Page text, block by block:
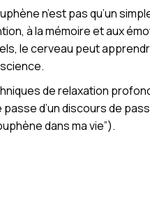
n’est pas qu’un
à la mémoire et aux
le cerveau peut
de relaxation
d’un discours de
dans ma vie”).